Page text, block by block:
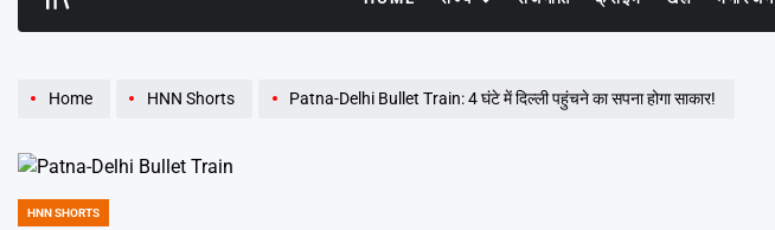
Home HNN Shorts Patna-Delhi Bullet Train: 4 घंटे में दिल्ली पहुंचने का सपना होगा साकार!
POSTED
HNN SHORTS